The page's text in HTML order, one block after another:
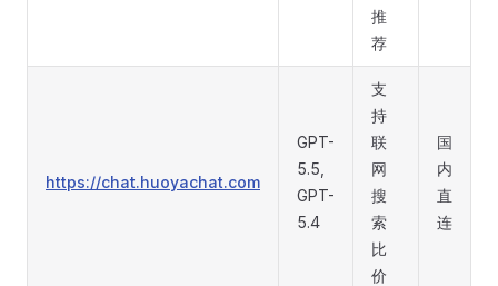
推
荐
https://chat.huoyachat.com
GPT-
5.5,
GPT-
5.4
支
持
联
网
搜
索
比
价
国
内
直
连